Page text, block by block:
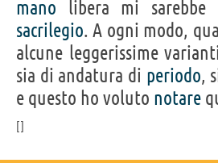
mano libera mi sarebbe
sacrilegio. A ogni modo,
alcune leggerissime
sia di andatura di periodo,
e questo ho voluto notare